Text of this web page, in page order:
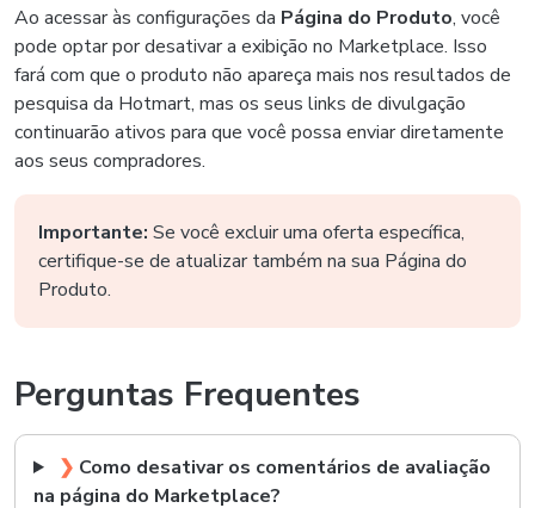
Ao acessar às configurações da Página do Produto, você
pode optar por desativar a exibição no Marketplace. Isso
fará com que o produto não apareça mais nos resultados de
pesquisa da Hotmart, mas os seus links de divulgação
continuarão ativos para que você possa enviar diretamente
aos seus compradores.
Importante: Se você excluir uma oferta específica,
certifique-se de atualizar também na sua Página do
Produto.
Perguntas Frequentes
❯ Como desativar os comentários de avaliação
na página do Marketplace?